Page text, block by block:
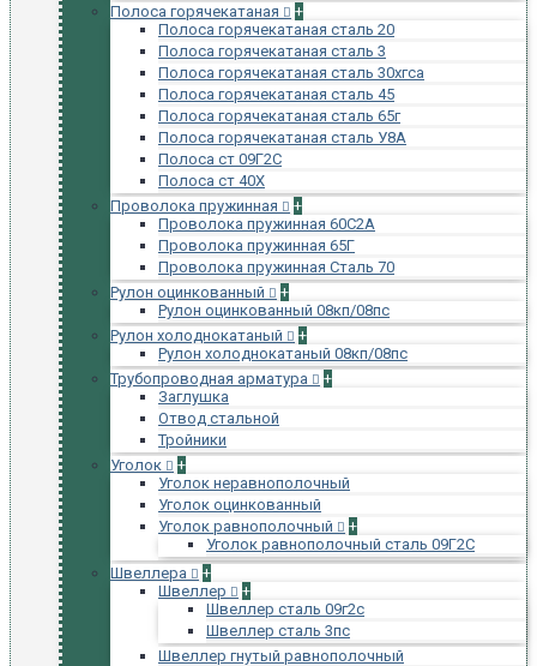
Полоса горячекатаная
+
Полоса горячекатаная сталь 20
Полоса горячекатаная сталь 3
Полоса горячекатаная сталь 30хгса
Полоса горячекатаная сталь 45
Полоса горячекатаная сталь 65г
Полоса горячекатаная сталь У8А
Полоса ст 09Г2С
Полоса ст 40Х
Проволока пружинная
+
Проволока пружинная 60С2А
Проволока пружинная 65Г
Проволока пружинная Сталь 70
Рулон оцинкованный
+
Рулон оцинкованный 08кп/08пс
Рулон холоднокатаный
+
Рулон холоднокатаный 08кп/08пс
Трубопроводная арматура
+
Заглушка
Отвод стальной
Тройники
Уголок
+
Уголок неравнополочный
Уголок оцинкованный
Уголок равнополочный
+
Уголок равнополочный сталь 09Г2С
Швеллера
+
Швеллер
+
Швеллер сталь 09г2с
Швеллер сталь 3пс
Швеллер гнутый равнополочный